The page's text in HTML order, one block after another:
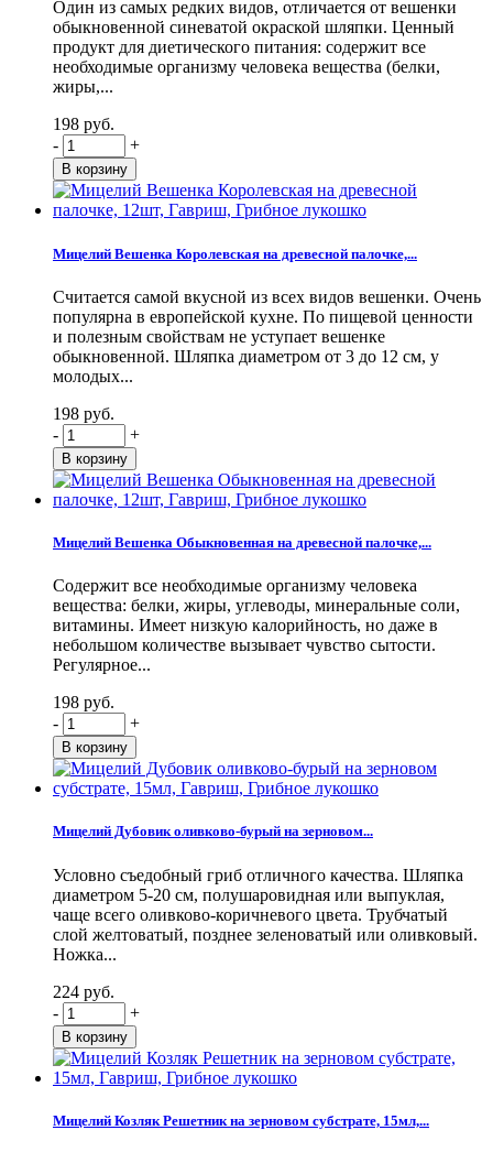
Один из самых редких видов, отличается от вешенки
обыкновенной синеватой окраской шляпки. Ценный
продукт для диетического питания: содержит все
необходимые организму человека вещества (белки,
жиры,...
198 руб.
-
+
Мицелий Вешенка Королевская на древесной палочке,...
Считается самой вкусной из всех видов вешенки. Очень
популярна в европейской кухне. По пищевой ценности
и полезным свойствам не уступает вешенке
обыкновенной. Шляпка диаметром от 3 до 12 см, у
молодых...
198 руб.
-
+
Мицелий Вешенка Обыкновенная на древесной палочке,...
Содержит все необходимые организму человека
вещества: белки, жиры, углеводы, минеральные соли,
витамины. Имеет низкую калорийность, но даже в
небольшом количестве вызывает чувство сытости.
Регулярное...
198 руб.
-
+
Мицелий Дубовик оливково-бурый на зерновом...
Условно съедобный гриб отличного качества. Шляпка
диаметром 5-20 см, полушаровидная или выпуклая,
чаще всего оливково-коричневого цвета. Трубчатый
слой желтоватый, позднее зеленоватый или оливковый.
Ножка...
224 руб.
-
+
Мицелий Козляк Решетник на зерновом субстрате, 15мл,...